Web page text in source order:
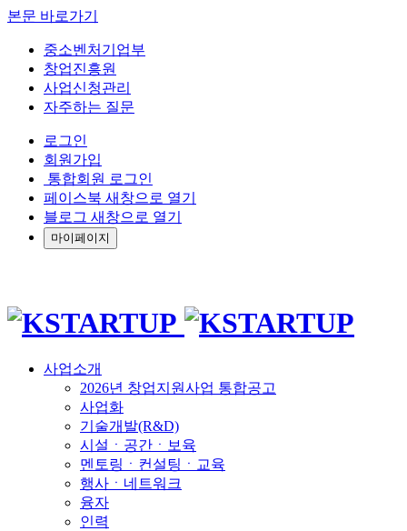
본문 바로가기
중소벤처기업부
창업진흥원
사업신청관리
자주하는 질문
로그인
회원가입
통합회원 로그인
페이스북 새창으로 열기
블로그 새창으로 열기
마이페이지
사업소개
2026년 창업지원사업 통합공고
사업화
기술개발(R&D)
시설ㆍ공간ㆍ보육
멘토링ㆍ컨설팅ㆍ교육
행사ㆍ네트워크
융자
인력